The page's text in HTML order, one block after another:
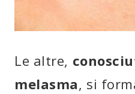
Le altre,
melasma, si